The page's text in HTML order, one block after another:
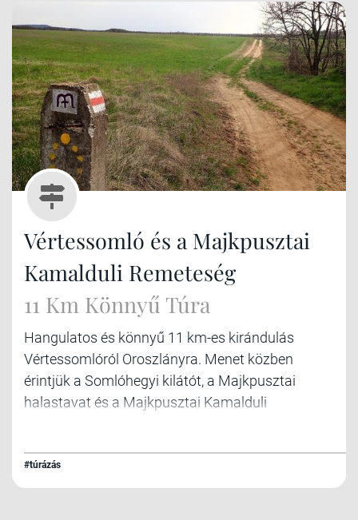
Vértessomló és a Majkpusztai
Kamalduli Remeteség
11 Km Könnyű Túra
Hangulatos és könnyű 11 km-es kirándulás
Vértessomlóról Oroszlányra. Menet közben
érintjük a Somlóhegyi kilátót, a Majkpusztai
halastavat és a Majkpusztai Kamalduli
#túrázás